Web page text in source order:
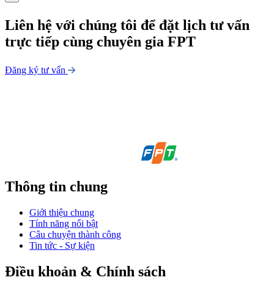
Liên hệ với chúng tôi để đặt lịch tư vấn
trực tiếp cùng chuyên gia FPT
Đăng ký tư vấn
Thông tin chung
Giới thiệu chung
Tính năng nổi bật
Câu chuyện thành công
Tin tức - Sự kiện
Điều khoản & Chính sách